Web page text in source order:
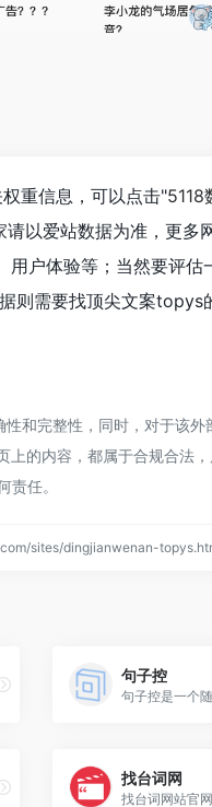
重信息，可以点击"5118
以爱站数据为准，更多
户体验等；当然要评估
则需要找顶尖文案topys
和完整性，同时，对于该外
的内容，都属于合规合法
任。
sites/dingjianwenan-
句子控
找台词网